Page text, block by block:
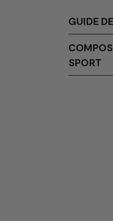
GUIDE
SPORT